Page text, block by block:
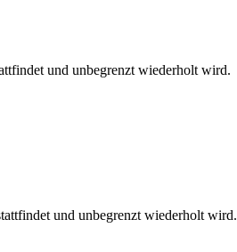
und unbegrenzt wiederholt wird.
und unbegrenzt wiederholt wird.